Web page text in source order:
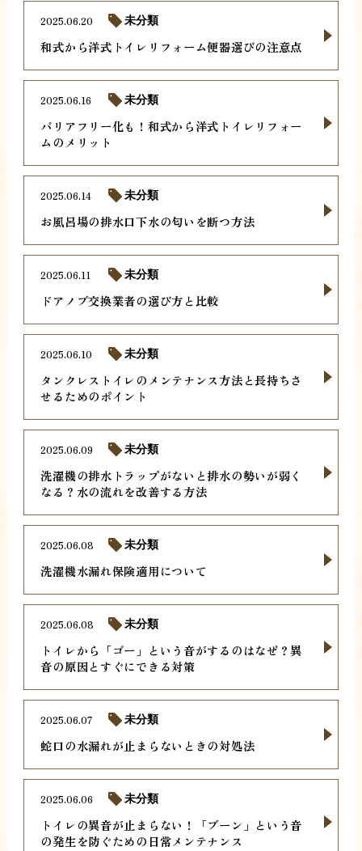
和式から洋式トイレリフォーム便器選びの注意点
2025.06.20 未分類
バリアフリー化も！和式から洋式トイレリフォー
ムのメリット
2025.06.16 未分類
お風呂場の排水口下水の匂いを断つ方法
2025.06.14 未分類
ドアノブ交換業者の選び方と比較
2025.06.11 未分類
タンクレストイレのメンテナンス方法と長持ちさ
せるためのポイント
2025.06.10 未分類
洗濯機の排水トラップがないと排水の勢いが弱く
なる？水の流れを改善する方法
2025.06.09 未分類
洗濯機水漏れ保険適用について
2025.06.08 未分類
トイレから「ゴー」という音がするのはなぜ？異
音の原因とすぐにできる対策
2025.06.08 未分類
蛇口の水漏れが止まらないときの対処法
2025.06.07 未分類
トイレの異音が止まらない！「ブーン」という音
の発生を防ぐための日常メンテナンス
2025.06.06 未分類